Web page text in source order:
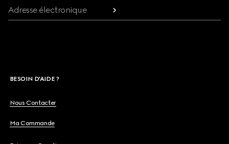
Adresse électronique
BESOIN D'AIDE ?
Nous Contacter
Ma Commande